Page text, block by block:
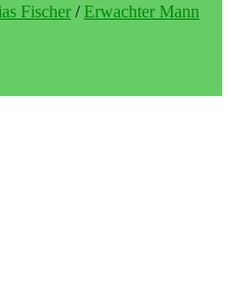
Fischer /Erwachter Mann